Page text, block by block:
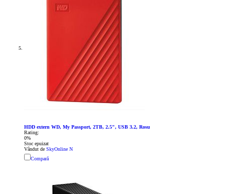
HDD extern WD, My Passport, 2TB, 2.5", USB 3.2, Rosu
Rating:
0%
Stoc epuizat
Vândut de SkyOnline N
Compară